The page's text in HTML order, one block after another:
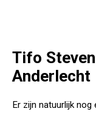
Tifo
Anderlecht
Er zijn natuurlijk nog